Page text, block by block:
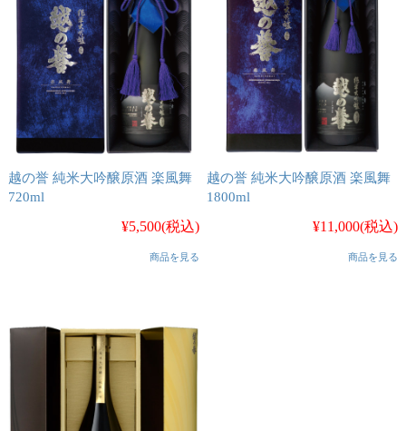
越の誉 純米大吟醸原酒 楽風舞
720ml
¥5,500(税込)
商品を見る
越の誉 純米大吟醸原酒 楽風舞
1800ml
¥11,000(税込)
商品を見る